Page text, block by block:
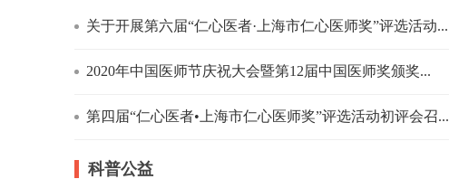
关于开展第六届“仁心医者·上海市仁心医师奖”评选活动...
2020年中国医师节庆祝大会暨第12届中国医师奖颁奖...
第四届“仁心医者•上海市仁心医师奖”评选活动初评会召...
科普公益